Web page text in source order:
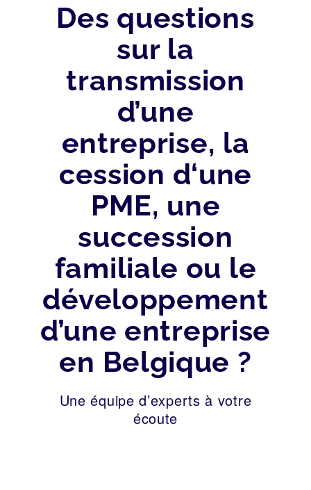
Des questions
sur la
transmission
d’une
entreprise, la
cession d‘une
PME, une
succession
familiale ou le
développement
d’une entreprise
en Belgique ?
Une équipe d’experts à votre
écoute